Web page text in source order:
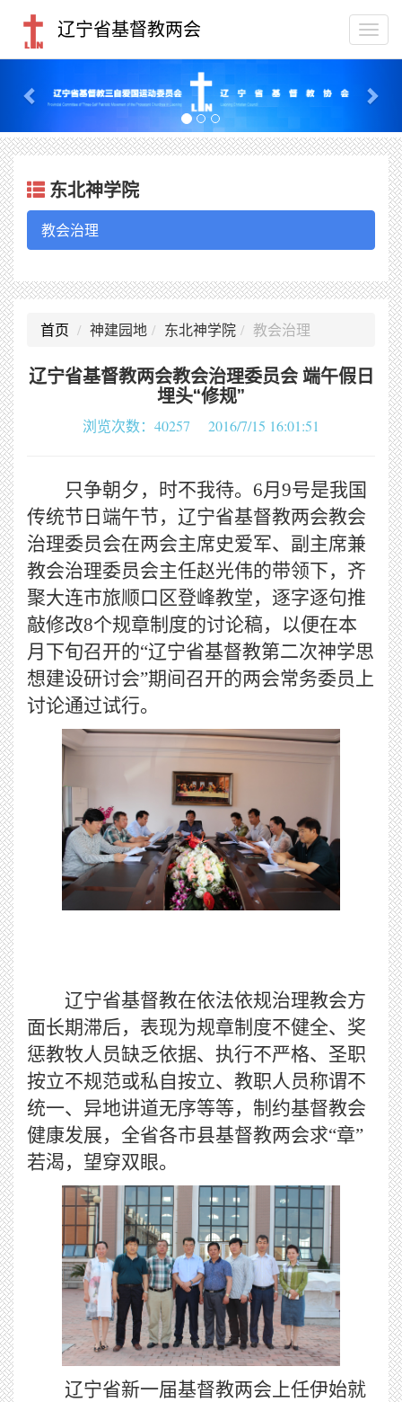
辽宁省基督教两会
东北神学院
教会治理
首页 神建园地 东北神学院 教会治理
辽宁省基督教两会教会治理委员会 端午假日
埋头“修规”
浏览次数：40257 2016/7/15 16:01:51
只争朝夕，时不我待。6月9号是我国
传统节日端午节，辽宁省基督教两会教会
治理委员会在两会主席史爱军、副主席兼
教会治理委员会主任赵光伟的带领下，齐
聚大连市旅顺口区登峰教堂，逐字逐句推
敲修改8个规章制度的讨论稿，以便在本
月下旬召开的“辽宁省基督教第二次神学思
想建设研讨会”期间召开的两会常务委员上
讨论通过试行。
辽宁省基督教在依法依规治理教会方
面长期滞后，表现为规章制度不健全、奖
惩教牧人员缺乏依据、执行不严格、圣职
按立不规范或私自按立、教职人员称谓不
统一、异地讲道无序等等，制约基督教会
健康发展，全省各市县基督教两会求“章”
若渴，望穿双眼。
辽宁省新一届基督教两会上任伊始就